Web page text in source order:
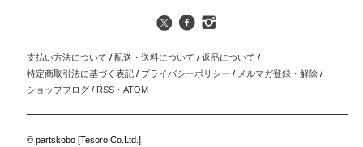
支払い方法について / 配送・送料について / 返品について /
特定商取引法に基づく表記 / プライバシーポリシー / メルマガ登録・解除 /
ショップブログ / RSS ・ATOM
© partskobo [Tesoro Co.Ltd.]